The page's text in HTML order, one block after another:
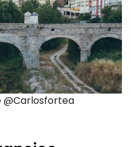
@Carlosfortea